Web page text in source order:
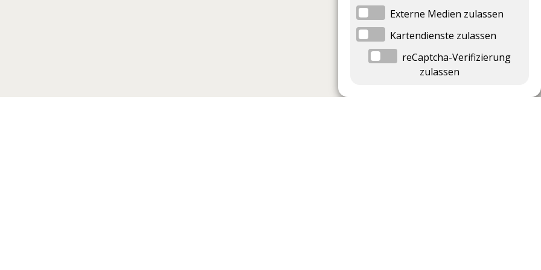
Externe Medien zulassen
Kartendienste zulassen
reCaptcha-Verifizierung
zulassen